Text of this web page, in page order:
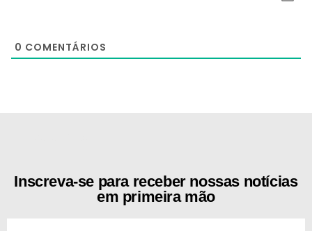
0 COMENTÁRIOS
Inscreva-se para receber nossas notícias
em primeira mão